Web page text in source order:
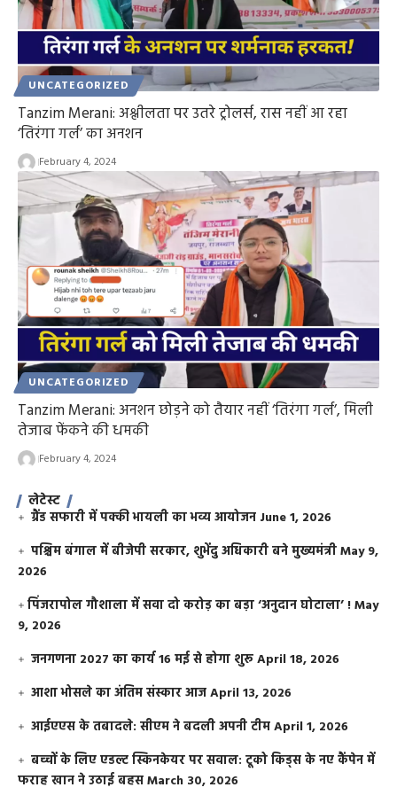
UNCATEGORIZED
Tanzim Merani: अश्लीलता पर उतरे ट्रोलर्स, रास नहीं आ रहा
‘तिरंगा गर्ल’ का अनशन
February 4, 2024
UNCATEGORIZED
Tanzim Merani: अनशन छोड़ने को तैयार नहीं ‘तिरंगा गर्ल’, मिली
तेजाब फेंकने की धमकी
February 4, 2024
लेटेस्ट
ग्रैंड सफारी में पक्की भायली का भव्य आयोजन June 1, 2026
पश्चिम बंगाल में बीजेपी सरकार, शुभेंदु अधिकारी बने मुख्यमंत्रीMay 9,
2026
​पिंजरापोल गौशाला में सवा दो करोड़ का बड़ा ‘अनुदान घोटाला’ !May
9, 2026
जनगणना 2027 का कार्य 16 मई से होगा शुरूApril 18, 2026
आशा भोसले का अंतिम संस्कार आजApril 13, 2026
आईएएस के तबादले: सीएम ने बदली अपनी टीमApril 1, 2026
बच्चों के लिए एडल्ट स्किनकेयर पर सवाल: टूको किड्स के नए कैंपेन में
फराह खान ने उठाई बहसMarch 30, 2026